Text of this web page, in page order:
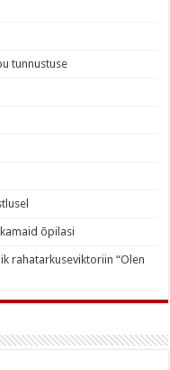
tunnustuse
õpilasi
rahatarkuseviktoriin “Olen